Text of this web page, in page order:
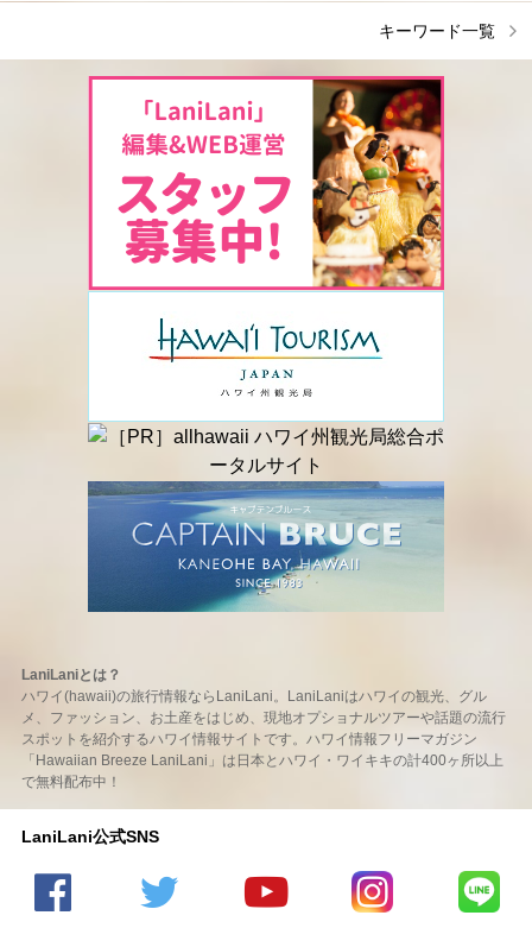
キーワード一覧
LaniLaniとは？
ハワイ(hawaii)の旅行情報ならLaniLani。LaniLaniはハワイの観光、グル
メ、ファッション、お土産をはじめ、現地オプショナルツアーや話題の流行
スポットを紹介するハワイ情報サイトです。ハワイ情報フリーマガジン
「Hawaiian Breeze LaniLani」は日本とハワイ・ワイキキの計400ヶ所以上
で無料配布中！
LaniLani公式SNS